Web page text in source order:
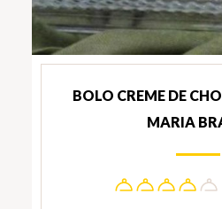
BOLO CREME DE
MARIA